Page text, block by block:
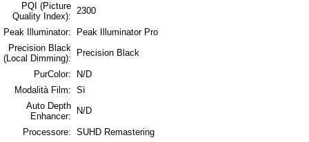
PQI (Picture
Quality Index):
2300
Peak Illuminator:
Peak Illuminator Pro
Precision Black
(Local Dimming):
Precision Black
PurColor:
N/D
Modalità Film: Sì
Auto Depth
Enhancer:
N/D
Processore: SUHD Remastering